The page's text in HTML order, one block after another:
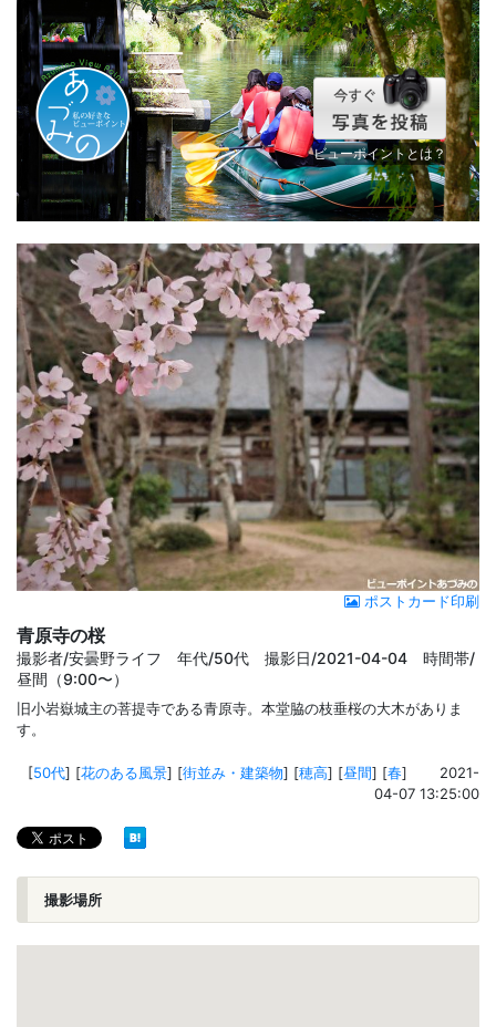
ビューポイントとは？
ポストカード印刷
青原寺の桜
撮影者/安曇野ライフ 年代/50代 撮影日/2021-04-04 時間帯/
昼間（9:00〜）
旧小岩嶽城主の菩提寺である青原寺。本堂脇の枝垂桜の大木がありま
す。
[50代] [花のある風景] [街並み・建築物] [穂高] [昼間] [春]
2021-
04-07 13:25:00
撮影場所